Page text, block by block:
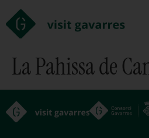
La Pahissa de